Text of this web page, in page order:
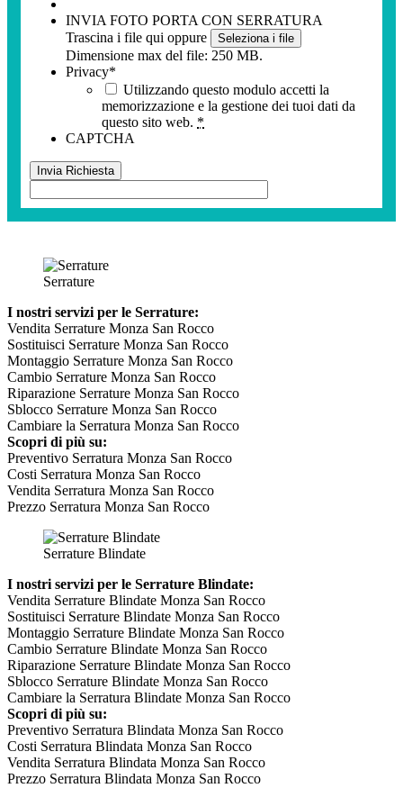
INVIA FOTO PORTA CON SERRATURA
Trascina i file qui oppure
Seleziona i file
Dimensione max del file: 250 MB.
Privacy*
Utilizzando questo modulo accetti la
memorizzazione e la gestione dei tuoi dati da
questo sito web. *
CAPTCHA
Serrature
I nostri servizi per le Serrature:
Vendita Serrature Monza San Rocco
Sostituisci Serrature Monza San Rocco
Montaggio Serrature Monza San Rocco
Cambio Serrature Monza San Rocco
Riparazione Serrature Monza San Rocco
Sblocco Serrature Monza San Rocco
Cambiare la Serratura Monza San Rocco
Scopri di più su:
Preventivo Serratura Monza San Rocco
Costi Serratura Monza San Rocco
Vendita Serratura Monza San Rocco
Prezzo Serratura Monza San Rocco
Serrature Blindate
I nostri servizi per le Serrature Blindate:
Vendita Serrature Blindate Monza San Rocco
Sostituisci Serrature Blindate Monza San Rocco
Montaggio Serrature Blindate Monza San Rocco
Cambio Serrature Blindate Monza San Rocco
Riparazione Serrature Blindate Monza San Rocco
Sblocco Serrature Blindate Monza San Rocco
Cambiare la Serratura Blindate Monza San Rocco
Scopri di più su:
Preventivo Serratura Blindata Monza San Rocco
Costi Serratura Blindata Monza San Rocco
Vendita Serratura Blindata Monza San Rocco
Prezzo Serratura Blindata Monza San Rocco